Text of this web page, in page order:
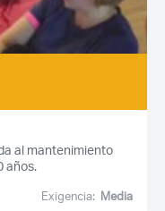
al mantenimiento
años.
Exigencia: Media